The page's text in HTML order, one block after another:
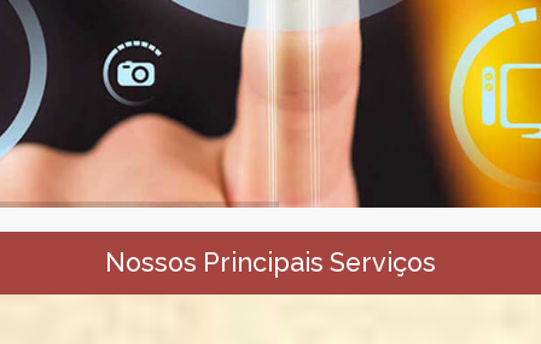
Nossos Principais Serviços